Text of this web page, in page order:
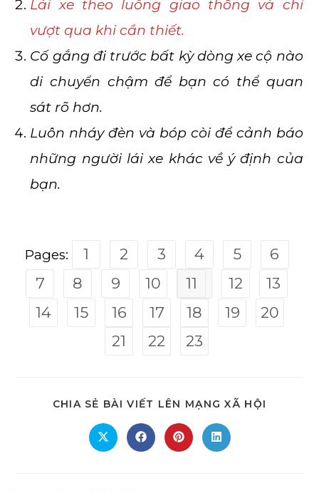
Lái xe theo luồng giao thông và chỉ
vượt qua khi cần thiết.
Cố gắng đi trước bất kỳ dòng xe cộ nào
di chuyển chậm để bạn có thể quan
sát rõ hơn.
Luôn nháy đèn và bóp còi để cảnh báo
những người lái xe khác về ý định của
bạn.
Pages: 1 2 3 4 5
6
7
8 9 10 11 12
13
14
15 16 17 18 19
20
21
22 23
CHIA SẺ BÀI VIẾT LÊN MẠNG XÃ HỘI
Opens
in
Opens
in
Opens
in
Opens
in